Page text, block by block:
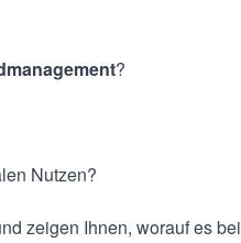
?
Nutzen?
zeigen Ihnen, worauf es bei